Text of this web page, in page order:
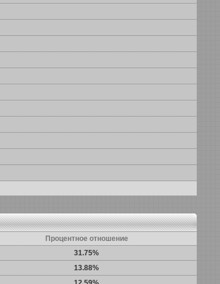
Процентное отношение
31.75%
13.88%